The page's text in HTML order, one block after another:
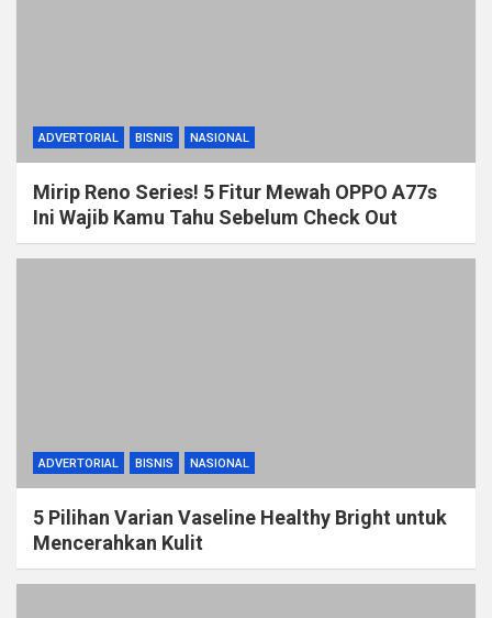
ADVERTORIAL BISNIS NASIONAL
Mirip Reno Series! 5 Fitur Mewah OPPO A77s
Ini Wajib Kamu Tahu Sebelum Check Out
ADVERTORIAL BISNIS NASIONAL
5 Pilihan Varian Vaseline Healthy Bright untuk
Mencerahkan Kulit